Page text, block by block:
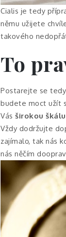
Cialis je tedy
němu užijete
takového
To
Postarejte se
budete moct užít
Vás širokou
Vždy dodržujte
zajímalo, tak nás
nás něčím